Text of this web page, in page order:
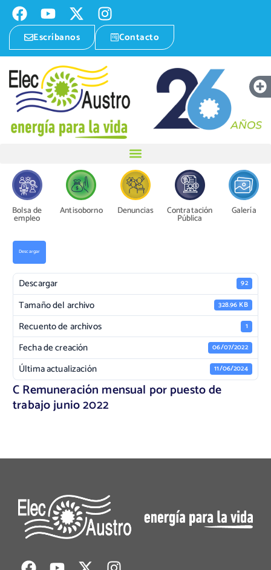
Escríbanos Contacto
Bolsa de
empleo
Antisoborno Denuncias Contratación
Pública
Galería
Descargar
Descargar 92
Tamaño del archivo 328.96 KB
Recuento de archivos 1
Fecha de creación 06/07/2022
Última actualización 11/06/2024
C Remuneración mensual por puesto de
trabajo junio 2022